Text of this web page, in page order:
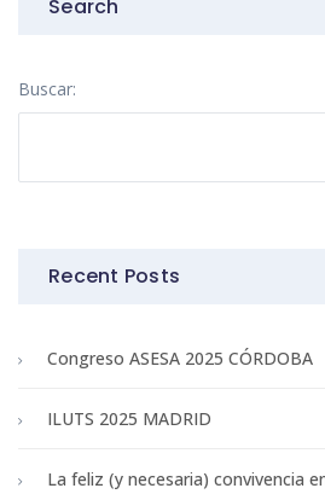
Search
Buscar:
Recent Posts
Congreso ASESA 2025 CÓRDOBA
ILUTS 2025 MADRID
La feliz (y necesaria) convivencia